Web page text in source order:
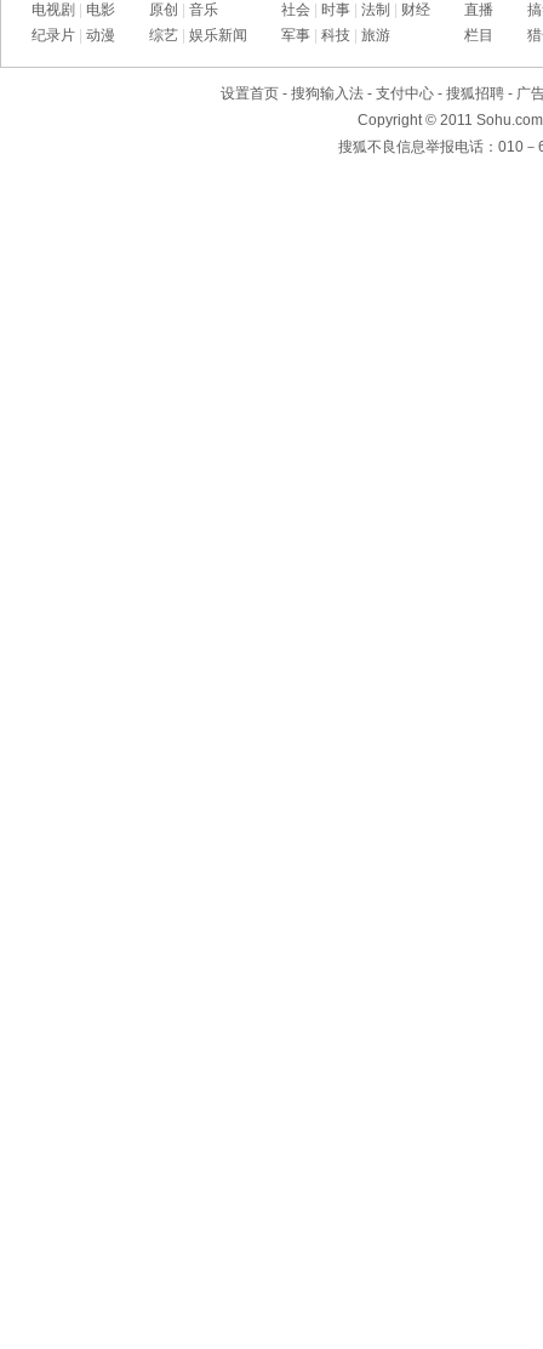
电视剧
电影
纪录片
动漫
原创
音乐
综艺
娱乐新闻
社会
时事 法制
财经
军事
科技 旅游
直播
栏目
设置首页 - 搜狗输入法 - 支付中心 - 搜狐招聘 - 广
Copyright© 2011
搜狐不良信息举报电话：010